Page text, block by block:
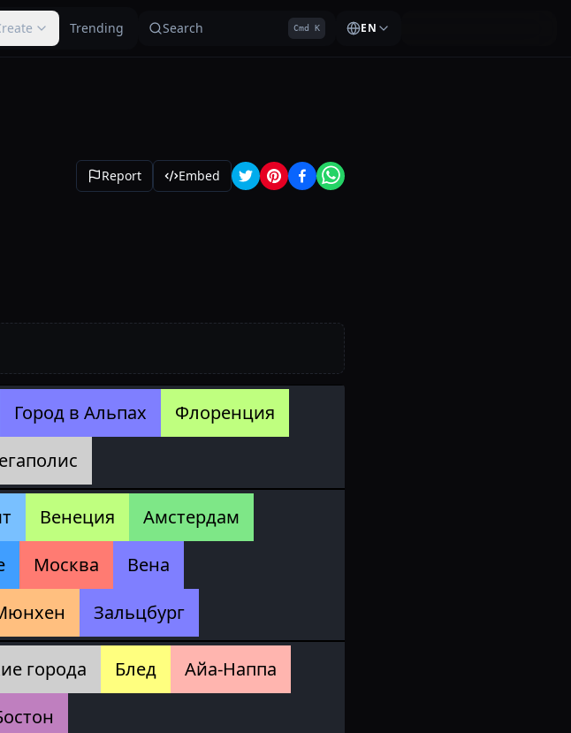
Trending Search Cmd K EN
Report Embed
Город в Альпах
Флоренция
Венеция
Амстердам
Москва
Вена
Зальцбург
города Блед
Айа-Наппа